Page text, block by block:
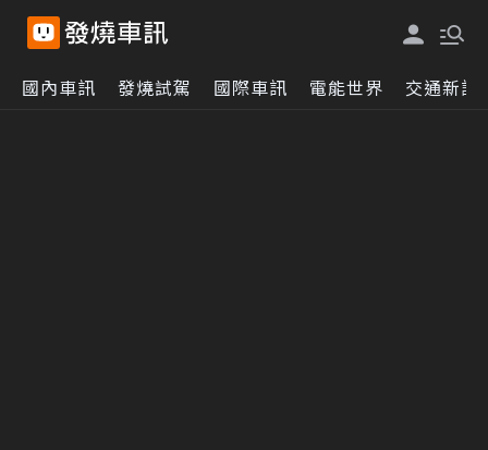
國內車訊 發燒試駕 國際車訊 電能世界 交通新訊